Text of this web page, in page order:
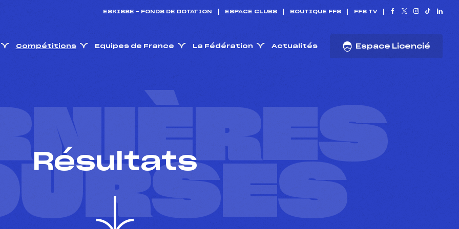
ESKISSE – FONDS DE DOTATION ESPACE CLUBS BOUTIQUE FFS FFS TV
Compétitions Equipes de France La Fédération Actualités Espace Licencié
Résultats